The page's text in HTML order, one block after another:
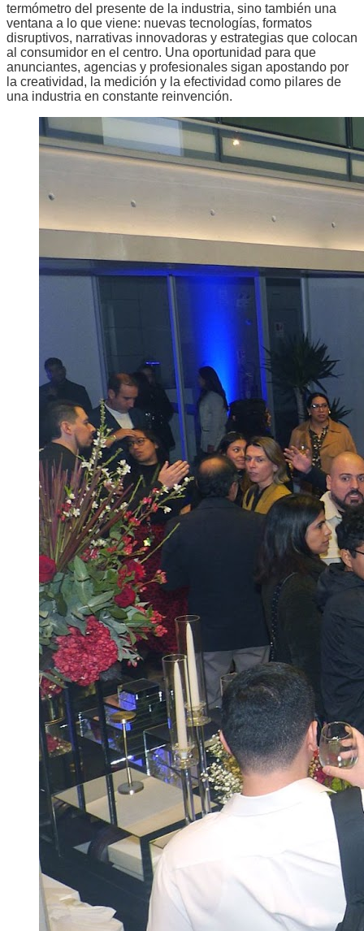
termómetro del presente de la industria, sino también una
ventana a lo que viene: nuevas tecnologías, formatos
disruptivos, narrativas innovadoras y estrategias que colocan
al consumidor en el centro. Una oportunidad para que
anunciantes, agencias y profesionales sigan apostando por
la creatividad, la medición y la efectividad como pilares de
una industria en constante reinvención.